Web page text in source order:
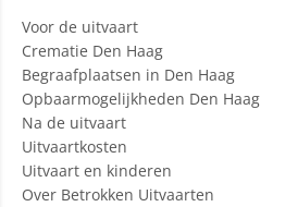
Voor de uitvaart
Crematie Den Haag
Begraafplaatsen in Den Haag
Opbaarmogelijkheden Den Haag
Na de uitvaart
Uitvaartkosten
Uitvaart en kinderen
Over Betrokken Uitvaarten